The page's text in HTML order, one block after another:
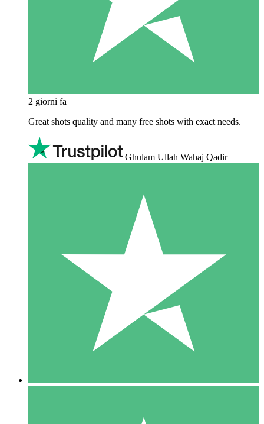
2 giorni fa
Great shots quality and many free shots with exact needs.
Ghulam Ullah Wahaj Qadir